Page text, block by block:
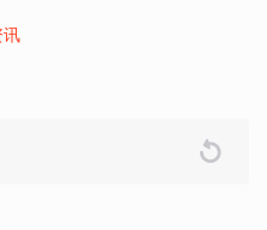
讯